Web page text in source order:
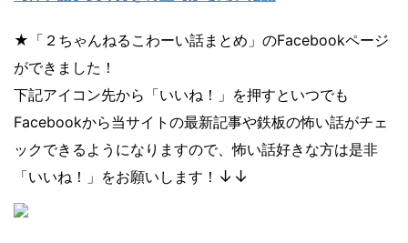
★「２ちゃんねるこわーい話まとめ」のFacebookページ
ができました！
下記アイコン先から「いいね！」を押すといつでも
Facebookから当サイトの最新記事や鉄板の怖い話がチェ
ックできるようになりますので、怖い話好きな方は是非
「いいね！」をお願いします！ ↓↓